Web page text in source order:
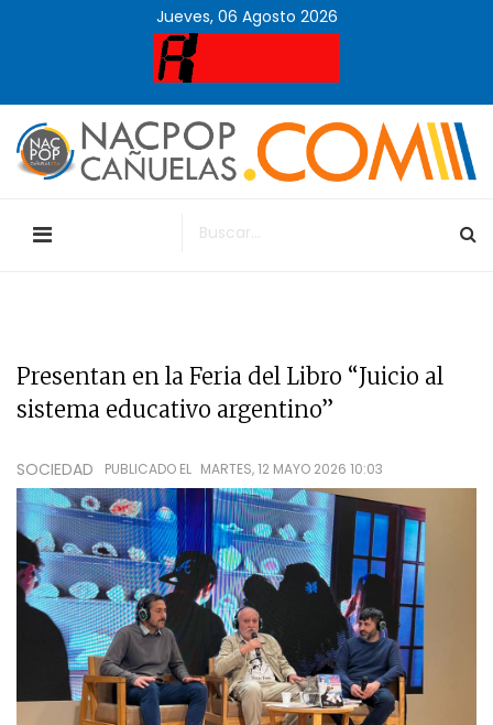
Jueves, 06 Agosto 2026
Presentan en la Feria del Libro “Juicio al
sistema educativo argentino”
SOCIEDAD PUBLICADO EL MARTES, 12 MAYO 2026 10:03